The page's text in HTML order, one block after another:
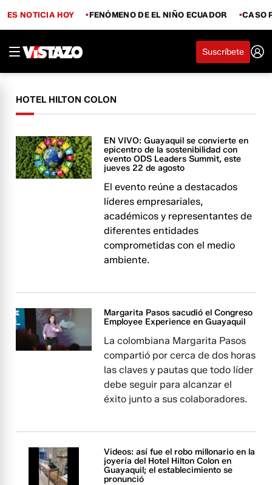
ES NOTICIA HOY FENÓMENO DE EL NIÑO ECUADOR CASO
Suscríbete
HOTEL HILTON COLON
EN VIVO: Guayaquil se convierte en
epicentro de la sostenibilidad con
evento ODS Leaders Summit, este
jueves 22 de agosto
El evento reúne a destacados
líderes empresariales,
académicos y representantes de
diferentes entidades
comprometidas con el medio
ambiente.
Margarita Pasos sacudió el Congreso
Employee Experience en Guayaquil
La colombiana Margarita Pasos
compartió por cerca de dos horas
las claves y pautas que todo líder
debe seguir para alcanzar el
éxito junto a sus colaboradores.
Videos: así fue el robo millonario en la
joyería del Hotel Hilton Colon en
Guayaquil; el establecimiento se
pronunció